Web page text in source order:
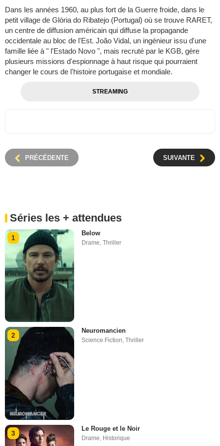
Dans les années 1960, au plus fort de la Guerre froide, dans le
petit village de Glória do Ribatejo (Portugal) où se trouve RARET,
un centre de diffusion américain qui diffuse la propagande
occidentale au bloc de l'Est. João Vidal, un ingénieur issu d'une
famille liée à " l'Estado Novo ", mais recruté par le KGB, gère
plusieurs missions d'espionnage à haut risque qui pourraient
changer le cours de l'histoire portugaise et mondiale.
STREAMING
PRÉCÉDENTE SUIVANTE
Séries les + attendues
1
Below
Drame,Thriller
2
Neuromancien
Science Fiction,Thriller
3
Le Rouge et le Noir
Drame Historique